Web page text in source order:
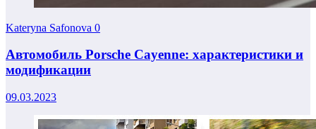
Kateryna Safonova 0
Автомобиль Porsche Cayenne: характеристики и
модификации
09.03.2023